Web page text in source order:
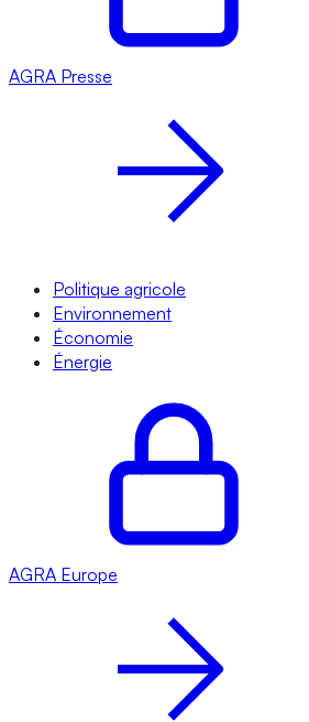
AGRA Presse
Politique agricole
Environnement
Économie
Énergie
AGRA Europe